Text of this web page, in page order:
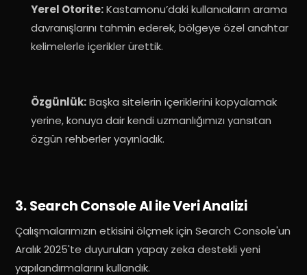
Yerel Otorite:Kastamonu’daki kullanıcıların arama
davranışlarını tahmin ederek, bölgeye özel anahtar
kelimelerle içerikler ürettik.
Özgünlük:Başka sitelerin içeriklerini kopyalamak
yerine, konuya dair kendi uzmanlığımızı yansıtan
özgün rehberler yayınladık.
3. Search Console AI ile Veri Analizi
Çalışmalarımızın etkisini ölçmek için Search Console'un
Aralık 2025'te duyurulan yapay zeka destekli yeni
yapılandırmalarını kullandık.